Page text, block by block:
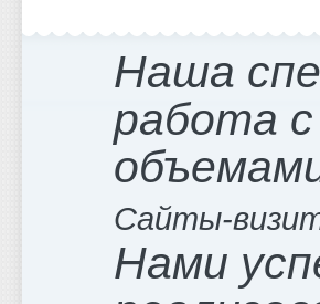
Наша
работа
Сайты-
Нами